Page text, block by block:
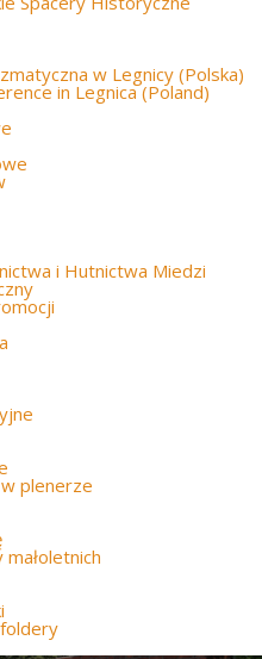
w Legnicy (Polska)
in Legnica (Poland)
i Hutnictwa Miedzi
plenerze